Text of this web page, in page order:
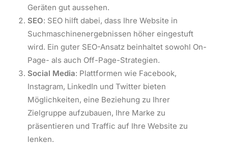
Geräten gut aussehen.
SEO: SEO hilft dabei, dass Ihre Website in
Suchmaschinenergebnissen höher eingestuft
wird. Ein guter SEO-Ansatz beinhaltet sowohl On-
Page- als auch Off-Page-Strategien.
Social Media: Plattformen wie Facebook,
Instagram, LinkedIn und Twitter bieten
Möglichkeiten, eine Beziehung zu Ihrer
Zielgruppe aufzubauen, Ihre Marke zu
präsentieren und Traffic auf Ihre Website zu
lenken.